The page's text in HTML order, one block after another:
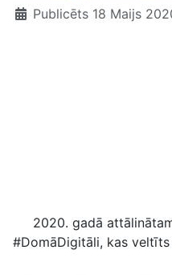
Publicēts 18 Maijs
2020. gadā attālinātam
#DomāDigitāli, kas